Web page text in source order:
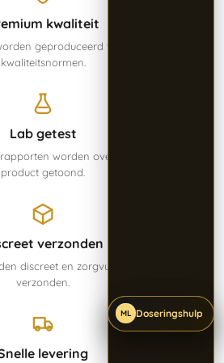
kwaliteit
geproduceerd volgens vaste
kwaliteitsnormen.
Lab getest
worden overzichtelijk per
product getoond.
verzonden
discreet en zorgvuldig verpakt
verzonden.
levering
ML Doseringshulp
ML Doseringshulp
ML Doseringshulp